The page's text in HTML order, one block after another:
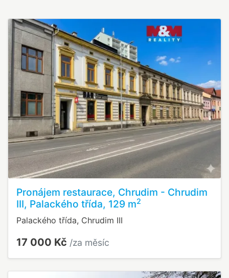
Pronájem restaurace, Chrudim - Chrudim
III, Palackého třída, 129 m2
Palackého třída, Chrudim III
17 000 Kč /za měsíc